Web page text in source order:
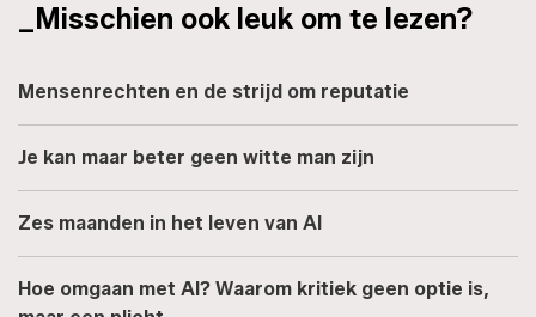
_Misschien ook leuk om te lezen?
Mensenrechten en de strijd om reputatie
Je kan maar beter geen witte man zijn
Zes maanden in het leven van AI
Hoe omgaan met AI? Waarom kritiek geen optie is,